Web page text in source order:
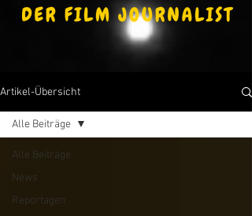
Artikel-Übersicht
Alle Beiträge
News
Reportagen
Alle Beiträge